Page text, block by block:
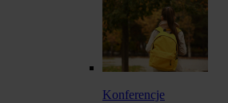
Konferencje